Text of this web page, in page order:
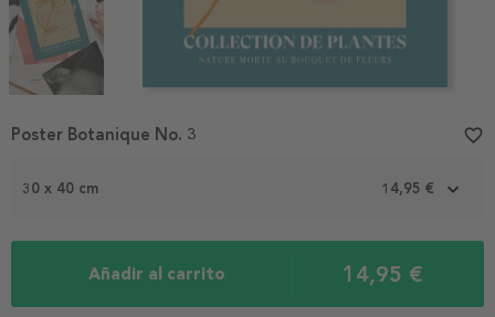
1
30 x 40 cm 14,95 €
Añadir al carrito 14,95 €
Poster Botanique No. 3 favorite_border